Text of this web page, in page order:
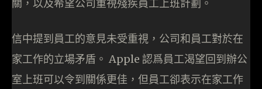
關，以及希望公司重視殘疾員工上班計劃。
信中提到員工的意見未受重視，公司和員工對於在
家工作的立場矛盾。 Apple 認爲員工渴望回到辦公
室上班可以令到關係更佳，但員工卻表示在家工作